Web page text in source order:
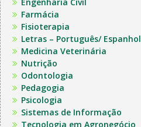
Engenharia Civil
Farmácia
Fisioterapia
Letras – Português/ Espanhol
Medicina Veterinária
Nutrição
Odontologia
Pedagogia
Psicologia
Sistemas de Informação
Tecnologia em Agronegócio